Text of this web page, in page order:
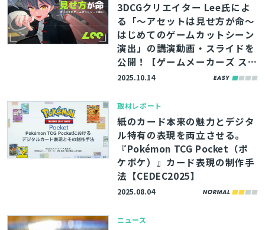
3DCGクリエイター Lee氏によ
る「～アセットは見せ方が命～
はじめてのゲームカットシーン
演出」の講演動画・スライドを
公開！【ゲームメーカーズ スク
ランブル2025】
2025.10.14
取材レポート
紙のカード本来の魅力とデジタ
ル特有の表現を両立させる。
『Pokémon TCG Pocket（ポ
ケポケ）』カード表現の制作手
法【CEDEC2025】
2025.08.04
ニュース